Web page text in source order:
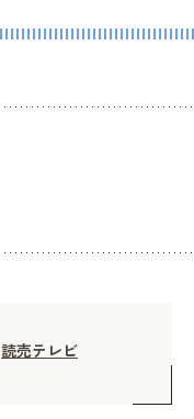
読売テレビ